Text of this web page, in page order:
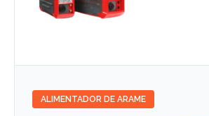
ALIMENTADOR DE ARAME